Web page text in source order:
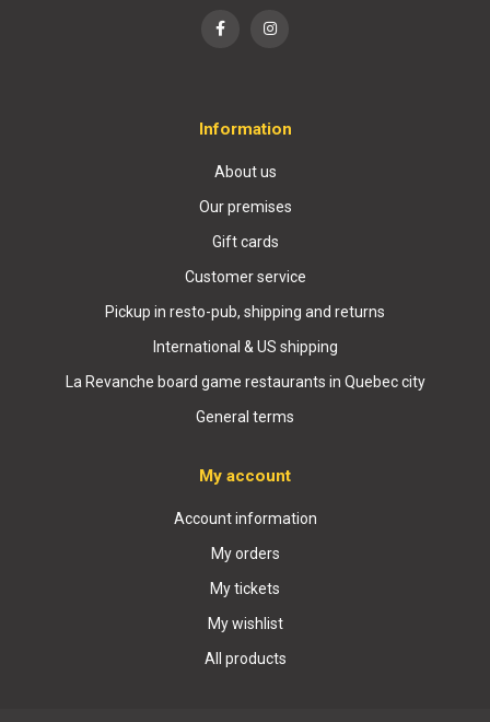
Information
About us
Our premises
Gift cards
Customer service
Pickup in resto-pub, shipping and returns
International & US shipping
La Revanche board game restaurants in Quebec city
General terms
My account
Account information
My orders
My tickets
My wishlist
All products